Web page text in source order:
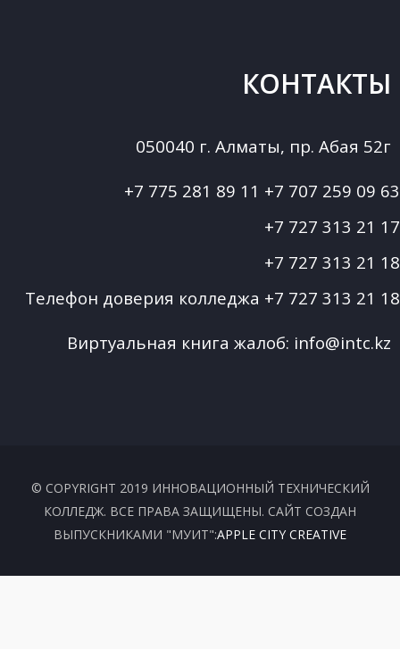
КОНТАКТЫ
050040 г. Алматы, пр. Абая 52г
+7 775 281 89 11 +7 707 259 09 63
+7 727 313 21 17
+7 727 313 21 18
Телефон доверия колледжа +7 727 313 21 18
Виртуальная книга жалоб: info@intc.kz
© COPYRIGHT 2019 ИННОВАЦИОННЫЙ ТЕХНИЧЕСКИЙ
КОЛЛЕДЖ. ВСЕ ПРАВА ЗАЩИЩЕНЫ. САЙТ СОЗДАН
ВЫПУСКНИКАМИ "МУИТ":APPLE CITY CREATIVE